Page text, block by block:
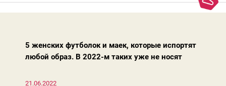
Достаточно лишь провести ревизию прошлогодних покупок.
5 женских футболок и маек, которые испортят
любой образ. В 2022-м таких уже не носят
21.06.2022